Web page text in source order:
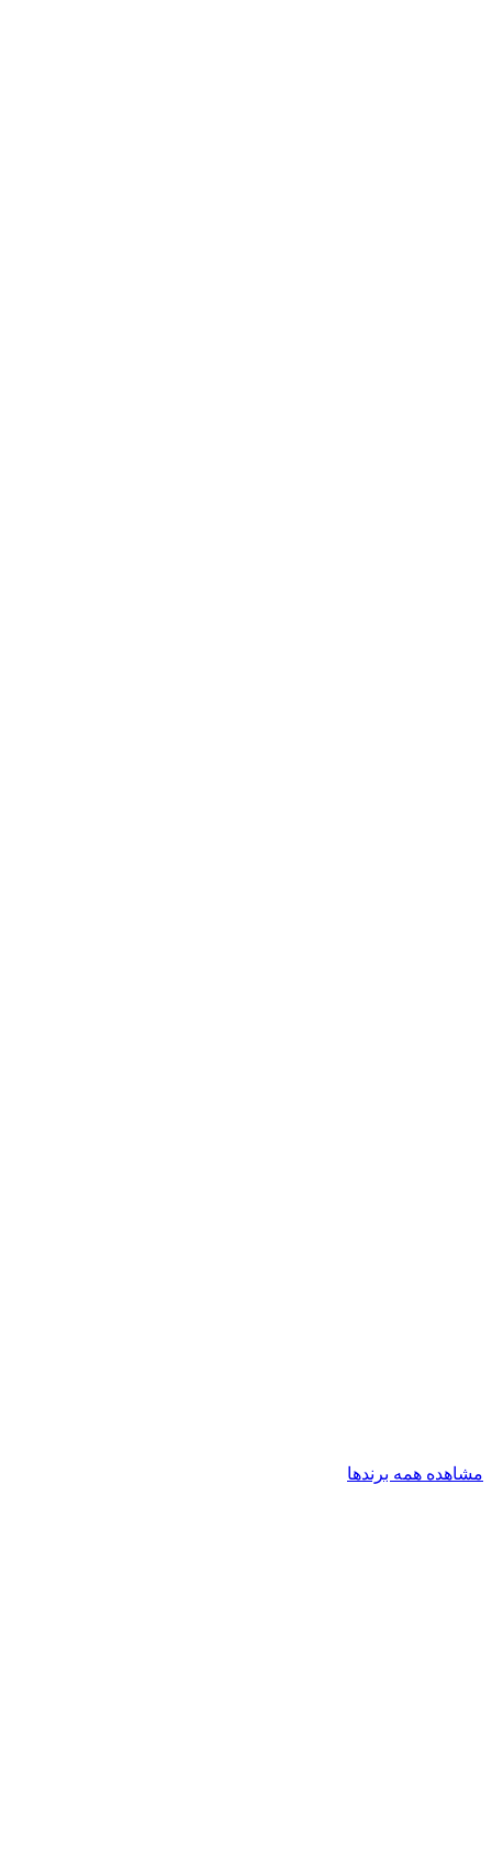
مشاهده همه برندها